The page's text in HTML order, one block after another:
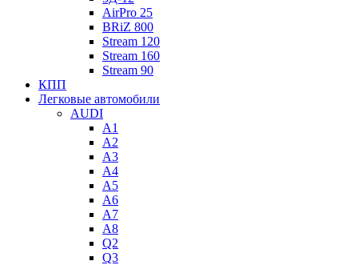
AirPro 25
BRiZ 800
Stream 120
Stream 160
Stream 90
КПП
Легковые автомобили
AUDI
A1
A2
A3
A4
A5
A6
A7
A8
Q2
Q3